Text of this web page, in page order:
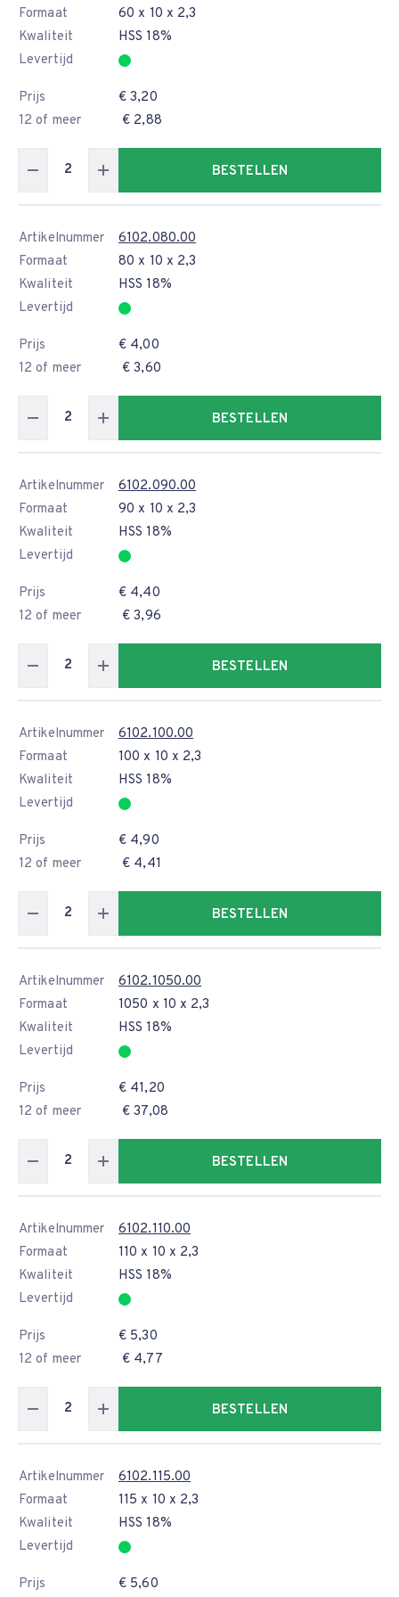
Formaat
60 x 10 x 2,3
Kwaliteit
HSS 18%
Levertijd
Prijs
€ 3,20
12 of meer
€ 2,88
BESTELLEN
Artikelnummer
6102.080.00
Formaat
80 x 10 x 2,3
Kwaliteit
HSS 18%
Levertijd
Prijs
€ 4,00
12 of meer
€ 3,60
BESTELLEN
Artikelnummer
6102.090.00
Formaat
90 x 10 x 2,3
Kwaliteit
HSS 18%
Levertijd
Prijs
€ 4,40
12 of meer
€ 3,96
BESTELLEN
Artikelnummer
6102.100.00
Formaat
100 x 10 x 2,3
Kwaliteit
HSS 18%
Levertijd
Prijs
€ 4,90
12 of meer
€ 4,41
BESTELLEN
Artikelnummer
6102.1050.00
Formaat
1050 x 10 x 2,3
Kwaliteit
HSS 18%
Levertijd
Prijs
€ 41,20
12 of meer
€ 37,08
BESTELLEN
Artikelnummer
6102.110.00
Formaat
110 x 10 x 2,3
Kwaliteit
HSS 18%
Levertijd
Prijs
€ 5,30
12 of meer
€ 4,77
BESTELLEN
Artikelnummer
6102.115.00
Formaat
115 x 10 x 2,3
Kwaliteit
HSS 18%
Levertijd
Prijs € 5,60